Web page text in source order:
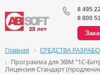
8 495
8 800
Главная
СРЕДСТВА
Программа для ЭВМ "1С-
Лицензия Стандарт